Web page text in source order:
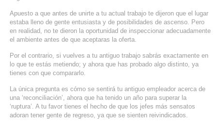
SERVICIOS DE TI
ASESORÍA TECNOLÓGICA
PORTAFOLIO
CONTACTO
Apuesto a que antes de unirte a tu actual trabajo te dijeron que el lugar
estaba lleno de gente entusiasta y de posibilidades de ascenso. Pero
en realidad, no te dieron la oportunidad de inspeccionar adecuadamente
el ambiente antes de que aceptaras la oferta.
Por el contrario, si vuelves a tu antiguo trabajo sabrás exactamente en
lo que te estás metiendo; y ahora que has probado algo distinto, ya
tienes con que compararlo.
La única pregunta es cómo se sentirá tu antiguo empleador acerca de
una ‘reconciliación’, ahora que ha tenido un año para superar la
‘ruptura’. A tu favor tienes el hecho de que los jefes más sensatos
adoran tener gente de regreso, ya que se sienten reivindicados.